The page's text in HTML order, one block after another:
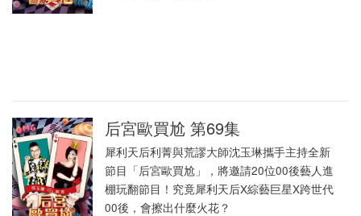
后宮歐買尬 第69集
犀利天后利菁與荒謬大師沈玉琳攜手主持全新
節目「后宮歐買尬」，將邀請20位00後藝人進
棚玩翻節目！究竟犀利天后X綜藝巨星X跨世代
00後，會擦出什麼火花？